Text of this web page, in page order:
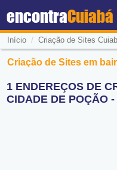
encontraCuiabá
Início / Criação de Sites
Criação de Sites em
1 ENDEREÇOS DE
CIDADE DE POÇÃO -